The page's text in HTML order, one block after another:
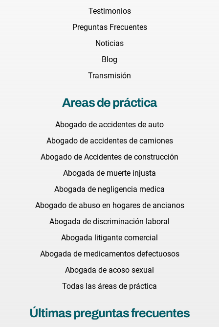
Testimonios
Preguntas Frecuentes
Noticias
Blog
Transmisión
Areas de práctica
Abogado de accidentes de auto
Abogado de accidentes de camiones
Abogado de Accidentes de construcción
Abogada de muerte injusta
Abogada de negligencia medica
Abogado de abuso en hogares de ancianos
Abogada de discriminación laboral
Abogada litigante comercial
Abogada de medicamentos defectuosos
Abogada de acoso sexual
Todas las áreas de práctica
Últimas preguntas frecuentes